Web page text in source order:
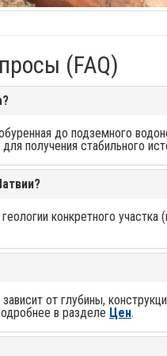
(FAQ)
до подземного
получения стабильного
конкретного участка
от глубины,
в разделе Цен.